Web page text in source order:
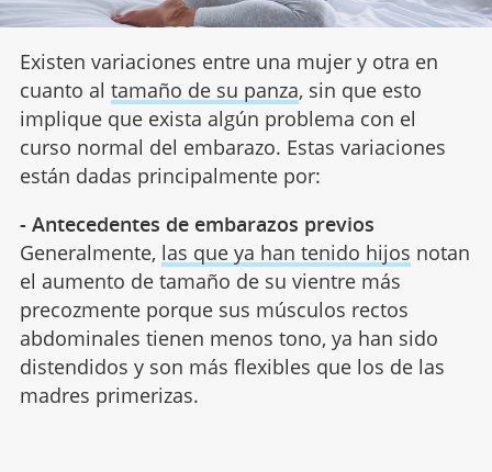
Existen variaciones entre una mujer y otra en
cuanto al tamaño de su panza, sin que esto
implique que exista algún problema con el
curso normal del embarazo. Estas variaciones
están dadas principalmente por:
- Antecedentes de embarazos previos
Generalmente, las que ya han tenido hijos notan
el aumento de tamaño de su vientre más
precozmente porque sus músculos rectos
abdominales tienen menos tono, ya han sido
distendidos y son más flexibles que los de las
madres primerizas.